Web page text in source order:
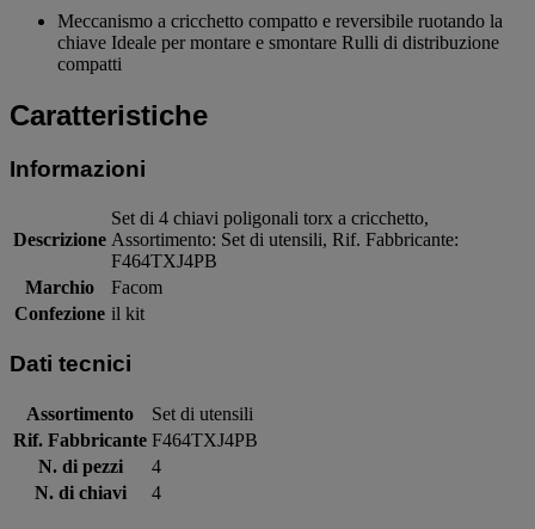
Meccanismo a cricchetto compatto e reversibile ruotando la
chiave Ideale per montare e smontare Rulli di distribuzione
compatti
Caratteristiche
Informazioni
Descrizione
Set di 4 chiavi poligonali torx a cricchetto,
Assortimento: Set di utensili, Rif. Fabbricante:
F464TXJ4PB
Marchio
Facom
Confezione il kit
Dati tecnici
Assortimento
Set di utensili
Rif. Fabbricante F464TXJ4PB
N. di pezzi
4
N. di chiavi
4